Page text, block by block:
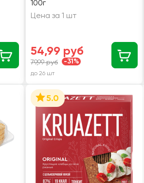
100г
Цена за 1 шт
54,99 руб
79,99 руб -31%
до 26 шт
5.0